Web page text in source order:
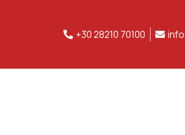
+30 28210 70100